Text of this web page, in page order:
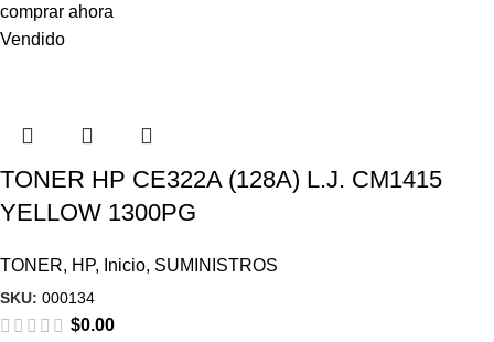
comprar ahora
Vendido
TONER HP CE322A (128A) L.J. CM1415
YELLOW 1300PG
TONER, HP, Inicio, SUMINISTROS
SKU: 000134
$0.00